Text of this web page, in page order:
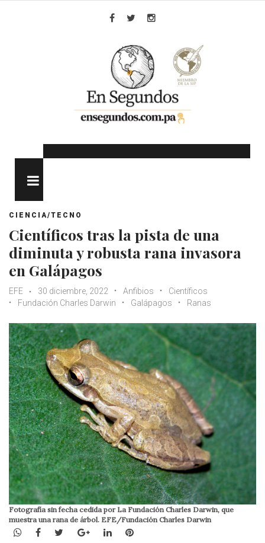
CIENCIA/TECNO
Científicos tras la pista de una
diminuta y robusta rana invasora
en Galápagos
EFE 30 diciembre, 2022 Anfibios
Científicos
Fundación Charles Darwin
Galápagos Ranas
Fotografía sin fecha cedida por La Fundación Charles Darwin, que
muestra una rana de árbol. EFE/Fundación Charles Darwin
WhatsApp
Facebook
TwitterGoogle+LinkedInPinterest